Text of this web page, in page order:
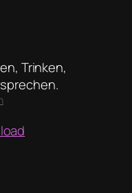
Trinken,
: